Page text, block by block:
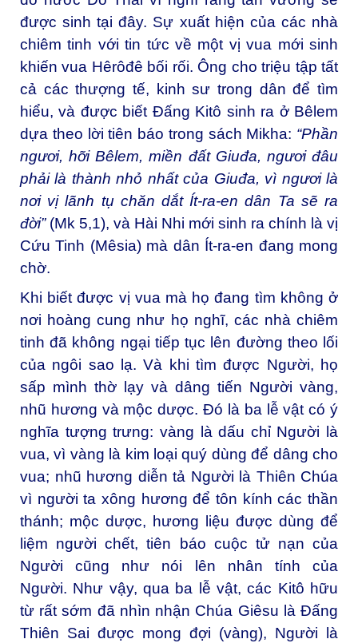
được sinh tại đây. Sự xuất hiện của các nhà
chiêm tinh với tin tức về một vị vua mới sinh
khiến vua Hêrôđê bối rối. Ông cho triệu tập tất
cả các thượng tế, kinh sư trong dân để tìm
hiểu, và được biết Ðấng Kitô sinh ra ở Bêlem
dựa theo lời tiên báo trong sách Mikha: “Phần
ngươi, hỡi Bêlem, miền đất Giuđa, ngươi đâu
phải là thành nhỏ nhất của Giuđa, vì ngươi là
nơi vị lãnh tụ chăn dắt Ít-ra-en dân Ta sẽ ra
đời”(Mk 5,1), và Hài Nhi mới sinh ra chính là vị
Cứu Tinh (Mêsia) mà dân Ít-ra-en đang mong
chờ.
Khi biết được vị vua mà họ đang tìm không ở
nơi hoàng cung như họ nghĩ, các nhà chiêm
tinh đã không ngại tiếp tục lên đường theo lối
của ngôi sao lạ. Và khi tìm được Người, họ
sấp mình thờ lạy và dâng tiến Người vàng,
nhũ hương và mộc dược. Ðó là ba lễ vật có ý
nghĩa tượng trưng: vàng là dấu chỉ Người là
vua, vì vàng là kim loại quý dùng để dâng cho
vua; nhũ hương diễn tả Người là Thiên Chúa
vì người ta xông hương để tôn kính các thần
thánh; mộc dược, hương liệu được dùng để
liệm người chết, tiên báo cuộc tử nạn của
Người cũng như nói lên nhân tính của
Người. Như vậy, qua ba lễ vật, các Kitô hữu
từ rất sớm đã nhìn nhận Chúa Giêsu là Ðấng
Thiên Sai được mong đợi (vàng), Người là